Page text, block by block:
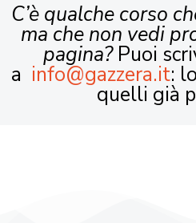
C’è qualche corso
ma che non vedi
pagina?Puoi
a info@gazzera.it:
quelli già